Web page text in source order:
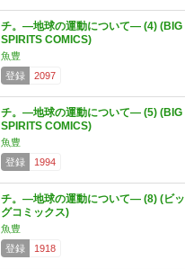
チ。―地球の運動について― (4) (BIG
SPIRITS COMICS)
魚豊
登録
2097
チ。―地球の運動について― (5) (BIG
SPIRITS COMICS)
魚豊
登録
1994
チ。―地球の運動について― (8) (ビッ
グコミックス)
魚豊
登録
1918